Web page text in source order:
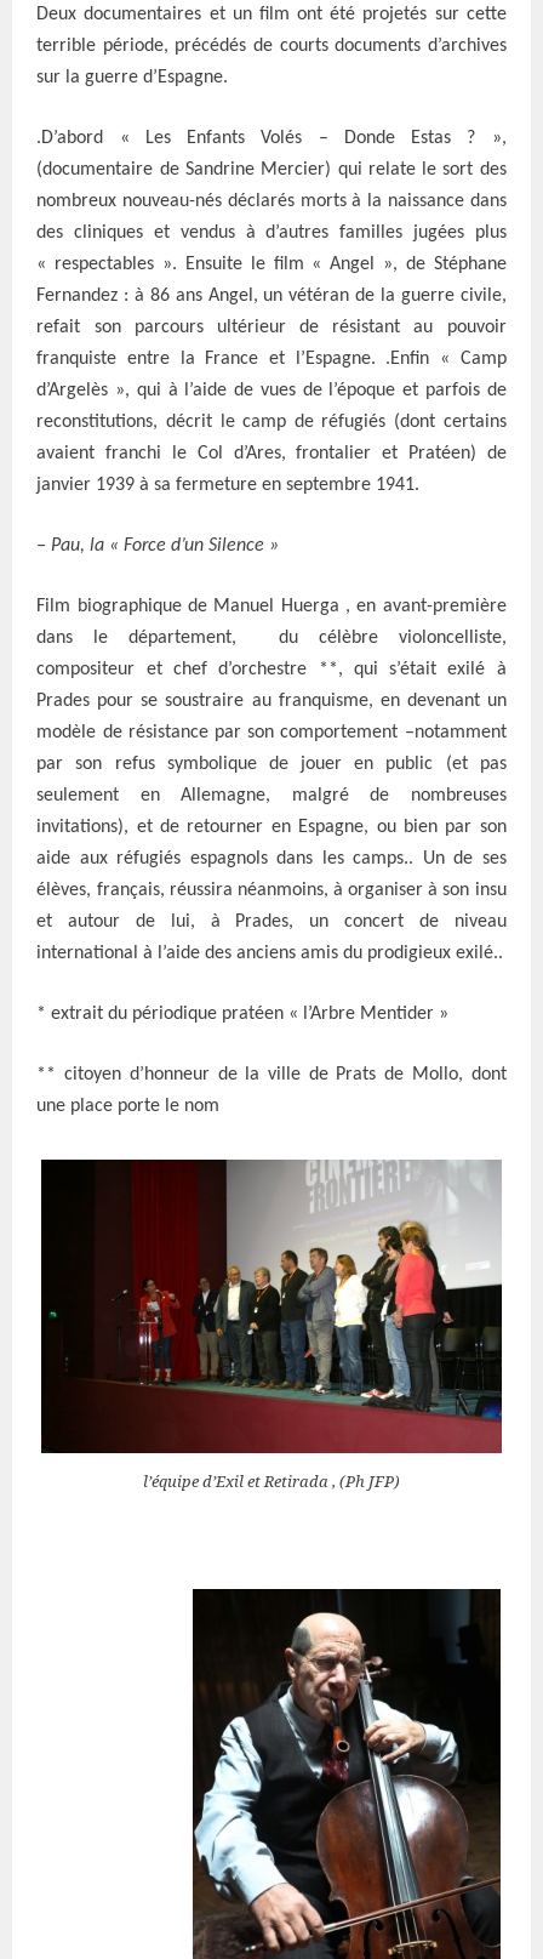
Deux documentaires et un film ont été projetés sur cette
terrible période, précédés de courts documents d’archives
sur la guerre d’Espagne.
.D’abord « Les Enfants Volés – Donde Estas ? »,
(documentaire de Sandrine Mercier) qui relate le sort des
nombreux nouveau-nés déclarés morts à la naissance dans
des cliniques et vendus à d’autres familles jugées plus
« respectables ». Ensuite le film « Angel », de Stéphane
Fernandez : à 86 ans Angel, un vétéran de la guerre civile,
refait son parcours ultérieur de résistant au pouvoir
franquiste entre la France et l’Espagne. .Enfin « Camp
d’Argelès », qui à l’aide de vues de l’époque et parfois de
reconstitutions, décrit le camp de réfugiés (dont certains
avaient franchi le Col d’Ares, frontalier et Pratéen) de
janvier 1939 à sa fermeture en septembre 1941.
– Pau, la « Force d’un Silence »
Film biographique de Manuel Huerga , en avant-première
dans le département, du célèbre violoncelliste,
compositeur et chef d’orchestre **, qui s’était exilé à
Prades pour se soustraire au franquisme, en devenant un
modèle de résistance par son comportement –notamment
par son refus symbolique de jouer en public (et pas
seulement en Allemagne, malgré de nombreuses
invitations), et de retourner en Espagne, ou bien par son
aide aux réfugiés espagnols dans les camps.. Un de ses
élèves, français, réussira néanmoins, à organiser à son insu
et autour de lui, à Prades, un concert de niveau
international à l’aide des anciens amis du prodigieux exilé..
* extrait du périodique pratéen « l’Arbre Mentider »
** citoyen d’honneur de la ville de Prats de Mollo, dont
une place porte le nom
l’équipe d’Exil et Retirada , (Ph JFP)